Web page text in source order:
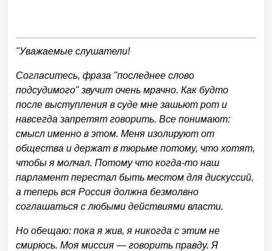
"Уважаемые слушатели!
Согласитесь, фраза "последнее слово
подсудимого" звучит очень мрачно. Как будто
после выступления в суде мне зашьют рот и
навсегда запретят говорить. Все понимают:
смысл именно в этом. Меня изолируют от
общества и держат в тюрьме потому, что хотят,
чтобы я молчал. Потому что когда-то наш
парламент перестал быть местом для дискуссий,
а теперь вся Россия должна безмолвно
соглашаться с любыми действиями власти.
Но обещаю: пока я жив, я никогда с этим не
смирюсь. Моя миссия — говорить правду. Я